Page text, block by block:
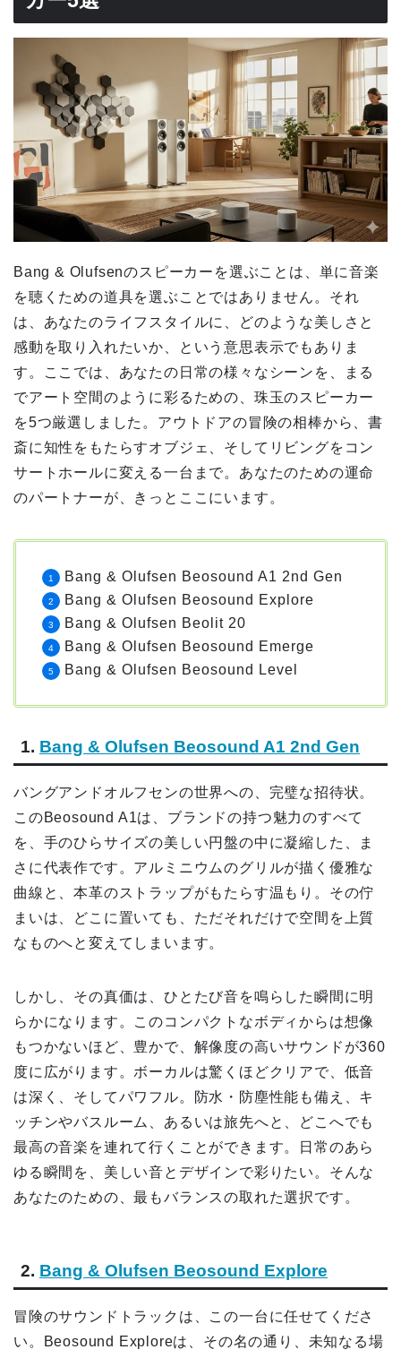
Bang & Olufsenのスピーカーを選ぶことは、単に音楽
を聴くための道具を選ぶことではありません。それ
は、あなたのライフスタイルに、どのような美しさと
感動を取り入れたいか、という意思表示でもありま
す。ここでは、あなたの日常の様々なシーンを、まる
でアート空間のように彩るための、珠玉のスピーカー
を5つ厳選しました。アウトドアの冒険の相棒から、書
斎に知性をもたらすオブジェ、そしてリビングをコン
サートホールに変える一台まで。あなたのための運命
のパートナーが、きっとここにいます。
Bang & Olufsen Beosound A1 2nd Gen
Bang & Olufsen Beosound Explore
Bang & Olufsen Beolit 20
Bang & Olufsen Beosound Emerge
Bang & Olufsen Beosound Level
1. Bang & Olufsen Beosound A1 2nd Gen
バングアンドオルフセンの世界への、完璧な招待状。
このBeosound A1は、ブランドの持つ魅力のすべて
を、手のひらサイズの美しい円盤の中に凝縮した、ま
さに代表作です。アルミニウムのグリルが描く優雅な
曲線と、本革のストラップがもたらす温もり。その佇
まいは、どこに置いても、ただそれだけで空間を上質
なものへと変えてしまいます。
しかし、その真価は、ひとたび音を鳴らした瞬間に明
らかになります。このコンパクトなボディからは想像
もつかないほど、豊かで、解像度の高いサウンドが360
度に広がります。ボーカルは驚くほどクリアで、低音
は深く、そしてパワフル。防水・防塵性能も備え、キ
ッチンやバスルーム、あるいは旅先へと、どこへでも
最高の音楽を連れて行くことができます。日常のあら
ゆる瞬間を、美しい音とデザインで彩りたい。そんな
あなたのための、最もバランスの取れた選択です。
2. Bang & Olufsen Beosound Explore
冒険のサウンドトラックは、この一台に任せてくださ
い。Beosound Exploreは、その名の通り、未知なる場